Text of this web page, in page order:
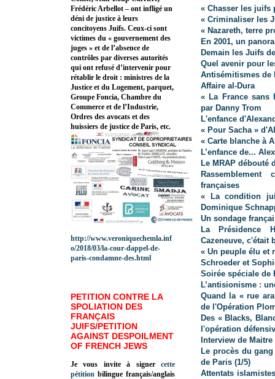
« Chasser les juifs
« Criminaliser les
« Nazareth, terre
En 2001, un
Demain les Juifs
Quel avenir pour
Antisémitismes de
Affaire al-Dura
« La France sans
par Danny Trom
L'enfance
« Pour Sacha »
« Carte blanche à
L’enfance de...
Le MRAP débouté
Rassemblement
françaises
« La condition
Dominique
Un sondage
La Présidence
Cazeneuve, c'était
« Un peuple élu et
Schroeder et
Soirée spéciale de
L’antisionisme :
Quand la « rue
de l'Opération
Des « Blacks,
l'opération
Interview de
Le procès du
de Paris (1/5)
Attentats
Frédéric Arbellot – ont infligé un
déni de justice à leurs
concitoyens Juifs. Ceux-ci sont
victimes du « gouvernement des
juges » et de l’absence de
contrôles par diverses autorités
qui ont refusé d’intervenir pour
rétablir le droit : ministres de la
Justice et du Logement, parquet,
Groupe Foncia, Chambre du
Commerce et de l’Industrie,
Ordres des avocats et des
huissiers de justice de Paris, etc.
http://www.veroniquechemla.inf
o/2018/03/la-cour-dappel-de-
paris-condamne-des.html
PETITION CONTRE LA
SPOLIATION DES
FRANÇAIS
JUIFS/PETITION
AGAINST DESPOILMENT
OF FRENCH JEWS
Je vous invite à signer cette
pétition bilingue français/anglais